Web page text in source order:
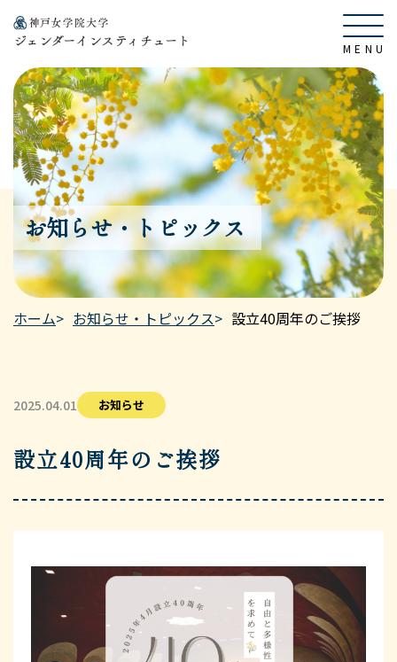
お知らせ・トピックス
ホーム お知らせ・トピックス 設立40周年のご挨拶
2025.04.01 お知らせ
設立40周年のご挨拶